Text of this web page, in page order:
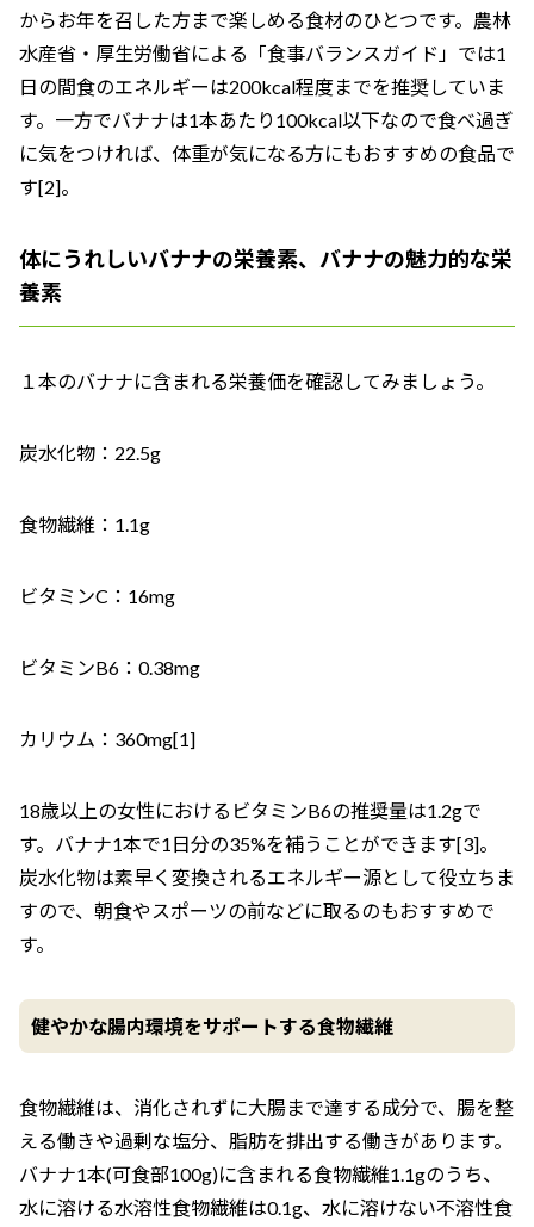
からお年を召した方まで楽しめる食材のひとつです。農林
水産省・厚生労働省による「食事バランスガイド」では1
日の間食のエネルギーは200kcal程度までを推奨していま
す。一方でバナナは1本あたり100kcal以下なので食べ過ぎ
に気をつければ、体重が気になる方にもおすすめの食品で
す[2]。
体にうれしいバナナの栄養素、バナナの魅力的な栄
養素
１本のバナナに含まれる栄養価を確認してみましょう。
炭水化物：22.5g
食物繊維：1.1g
ビタミンC：16mg
ビタミンB6：0.38mg
カリウム：360mg[1]
18歳以上の女性におけるビタミンB6の推奨量は1.2gで
す。バナナ1本で1日分の35%を補うことができます[3]。
炭水化物は素早く変換されるエネルギー源として役立ちま
すので、朝食やスポーツの前などに取るのもおすすめで
す。
健やかな腸内環境をサポートする食物繊維
食物繊維は、消化されずに大腸まで達する成分で、腸を整
える働きや過剰な塩分、脂肪を排出する働きがあります。
バナナ1本(可食部100g)に含まれる食物繊維1.1gのうち、
水に溶ける水溶性食物繊維は0.1g、水に溶けない不溶性食